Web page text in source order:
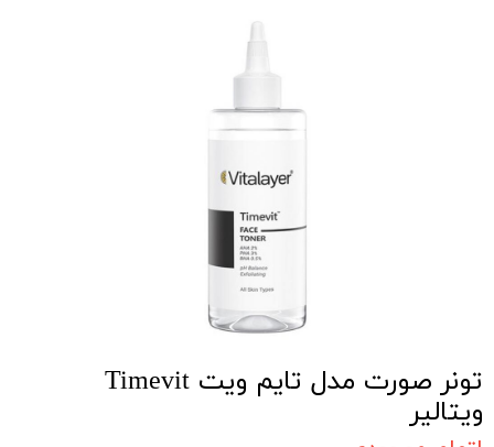
تونر صورت مدل تایم ویت Timevit
ویتالیر